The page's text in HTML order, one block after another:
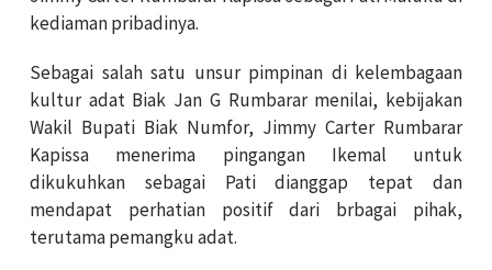
kediaman pribadinya.
Sebagai salah satu unsur pimpinan di kelembagaan
kultur adat Biak Jan G Rumbarar menilai, kebijakan
Wakil Bupati Biak Numfor, Jimmy Carter Rumbarar
Kapissa menerima pingangan Ikemal untuk
dikukuhkan sebagai Pati dianggap tepat dan
mendapat perhatian positif dari brbagai pihak,
terutama pemangku adat.